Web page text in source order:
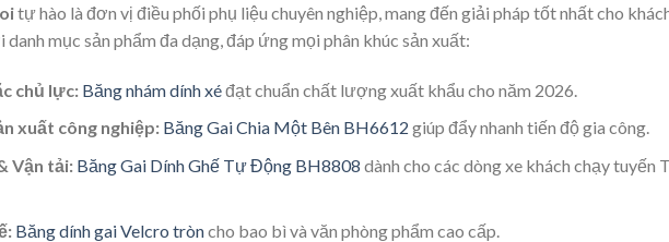
tự hào là đơn vị điều phối phụ liệu chuyên nghiệp, mang đến giải pháp tốt nhất cho
danh mục sản phẩm đa dạng, đáp ứng mọi phân khúc sản xuất:
chủ lực: Băng nhám dính xéđạt chuẩn chất lượng xuất khẩu cho năm 2026.
xuất công nghiệp: Băng Gai Chia Một Bên BH6612 giúp đẩy nhanh tiến độ gia công.
Vận tải: Băng Gai Dính Ghế Tự Động BH8808 dành cho các dòng xe khách chạy tuyến
Băng dính gai Velcro tròncho bao bì và văn phòng phẩm cao cấp.